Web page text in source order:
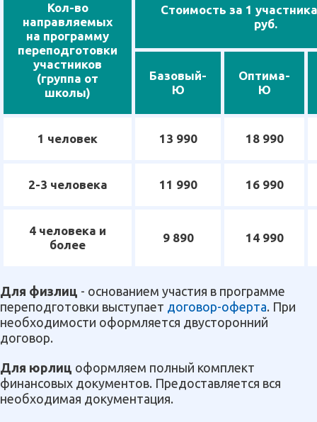
Кол-во
направляемых
на программу
переподготовки
участников
(группа от
школы)
Стоимость за 1
руб.
Базовый-
Ю
Оптима-
Ю
1 человек 13 990 18 990
2-3 человека 11 990 16 990
4 человека и
более
9 890 14 990
Для физлиц - основанием участия в программе
переподготовки выступает договор-оферта. При
необходимости оформляется двусторонний
договор.
Для юрлиц оформляем полный комплект
финансовых документов. Предоставляется вся
необходимая документация.